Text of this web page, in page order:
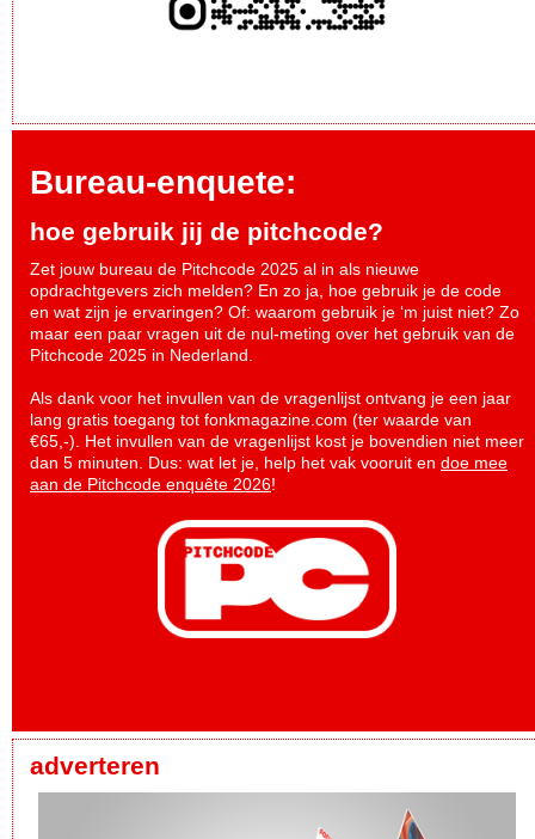
Bureau-enquete:
hoe gebruik jij de pitchcode?
Zet jouw bureau de Pitchcode 2025 al in als nieuwe
opdrachtgevers zich melden? En zo ja, hoe gebruik je de code
en wat zijn je ervaringen? Of: waarom gebruik je ‘m juist niet? Zo
maar een paar vragen uit de nul-meting over het gebruik van de
Pitchcode 2025 in Nederland.
Als dank voor het invullen van de vragenlijst ontvang je een jaar
lang gratis toegang tot fonkmagazine.com (ter waarde van
€65,-). Het invullen van de vragenlijst kost je bovendien niet meer
dan 5 minuten. Dus: wat let je, help het vak vooruit en doe mee
aan de Pitchcode enquête 2026!
adverteren